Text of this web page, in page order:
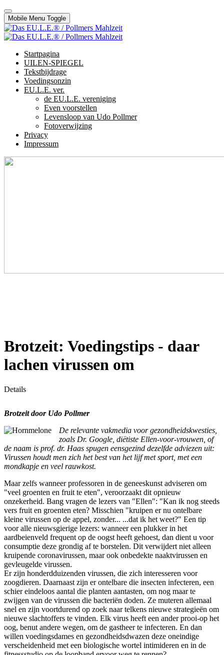
Mobile Menu Toggle
Startpagina
UILEN-SPIEGEL
Tekstbijdrage
Voedingsonzin
EU.L.E. ver.
de EU.L.E. vereniging
Even voorstellen
Levensloop van Udo Pollmer
Fotoverwijzing
Privacy
Impressum
Brotzeit: Voedingstips - daar
lachen virussen om
Details
Brotzeit door Udo Pollmer
De relevante vakmedia voor gezondheidskwesties,
zoals Dr. Google, diëtiste Ellen-voor-vrouwen, of
de naam is prof. dr. Haas spugen eensgezind dezelfde adviezen uit:
Virussen houdt men zich het best van het lijf met sport, met een
mondkapje en veel rauwkost.
Maar zelfs wanneer professoren in de geneeskunst adviseren om
"veel groenten en fruit te eten", veroorzaakt dit opnieuw
onzekerheid. Bang vragen de lezers van "Ellen": "Kan ik nog steeds
vers fruit en groenten eten? Misschien "kruipen er nu ontelbare
kleine virussen op de appel, zonder... ...dat ik het weet?" Een tip
voor alle nieuwsgierige lezers: wanneer een plukker in het
aardbeienveld frequent op de oogst heeft gehoest, dan dient u voor
consumptie deze grondig af te borstelen. Dit verwijdert niet alleen
kruipende coronavirussen, maar ook onbedekte naaktvirussen en
gevleugelde virussen.
Er zijn honderdduizenden virussen, die zich interesseren voor
zoogdieren. Daarnaast zijn er ontelbare die insecten infecteren, een
schier eindeloos aantal die planten aantasten, om nog maar te
zwijgen van de virussen die bacteriën doden. Ze muteren allemaal
snel en zijn voortdurend op zoek naar telkens nieuwe strategieën om
nieuwe slachtoffers te vinden. Elk virus heeft een ander prooi-op het
oog, benut andere wegen, om de gastheer te infecteren. En dan
willen voedingsdames en gezondheidsdwazen deze oneindige
verscheidenheid met een biologische wortel intimideren en in de